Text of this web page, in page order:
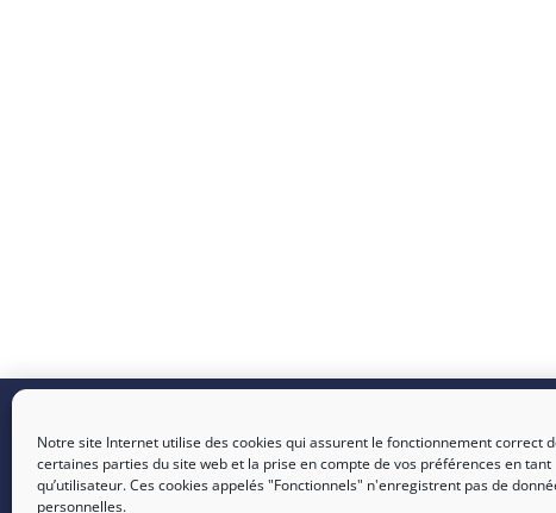
Notre site Internet utilise des cookies qui assurent le fonctionnement correct
certaines parties du site web et la prise en compte de vos préférences en tant
qu’utilisateur. Ces cookies appelés "Fonctionnels" n'enregistrent pas de
personnelles.
SICTIAM :Opérateur public
de services numériques et
énergétiques
Nous
SOPHIA :
Amandiers,